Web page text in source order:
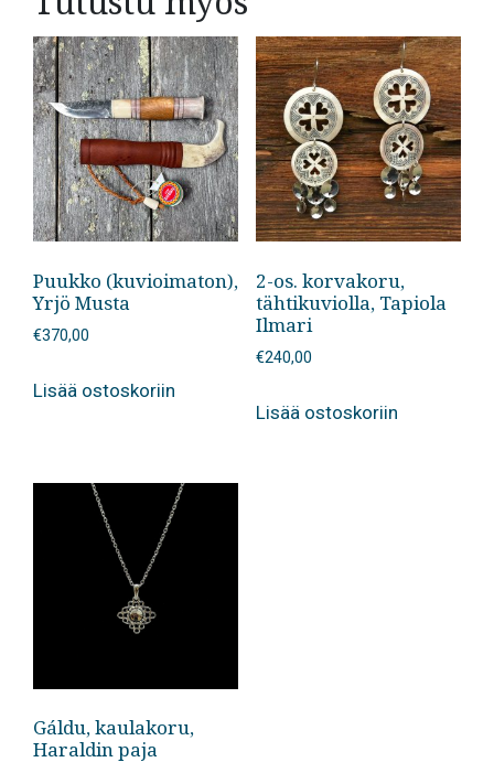
Puukko (kuvioimaton),
Yrjö Musta
€370,00
Lisää ostoskoriin
2-os. korvakoru,
tähtikuviolla, Tapiola
Ilmari
€240,00
Lisää ostoskoriin
Gáldu, kaulakoru,
Haraldin paja